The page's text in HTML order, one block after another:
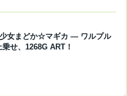
女まどか☆マギカ ― ワルプル
せ、1268G ART！